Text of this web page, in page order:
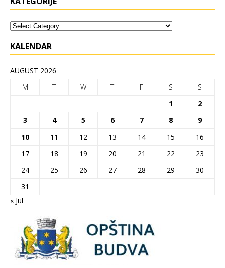
KALENDAR
AUGUST 2026
M
T W T F S
S
1
2
3
4 5 6 7 8
9
10
11 12 13 14 15
16
17
18 19 20 21 22
23
24
25 26 27 28 29
30
31
« Jul